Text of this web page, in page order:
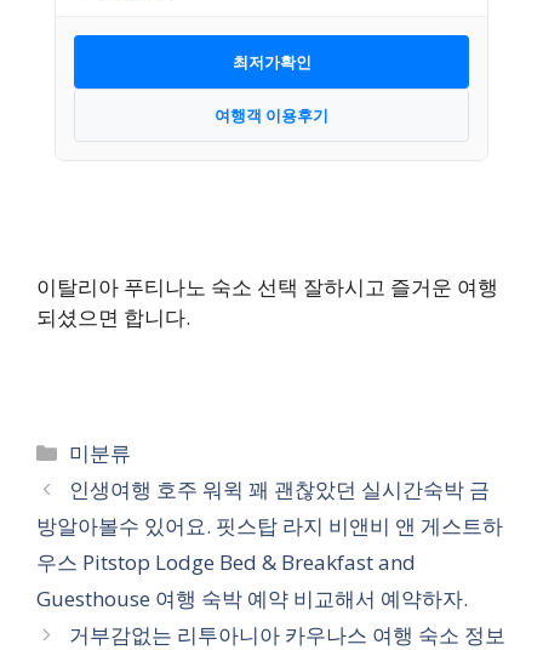
최저가확인
여행객 이용후기
이탈리아 푸티나노 숙소 선택 잘하시고 즐거운 여행
되셨으면 합니다.
카
테
고
리
미분류
인생여행 호주 워윅 꽤 괜찮았던 실시간숙박 금
방알아볼수 있어요. 핏스탑 라지 비앤비 앤 게스트하
우스 Pitstop Lodge Bed & Breakfast and
Guesthouse 여행 숙박 예약 비교해서 예약하자.
거부감없는 리투아니아 카우나스 여행 숙소 정보